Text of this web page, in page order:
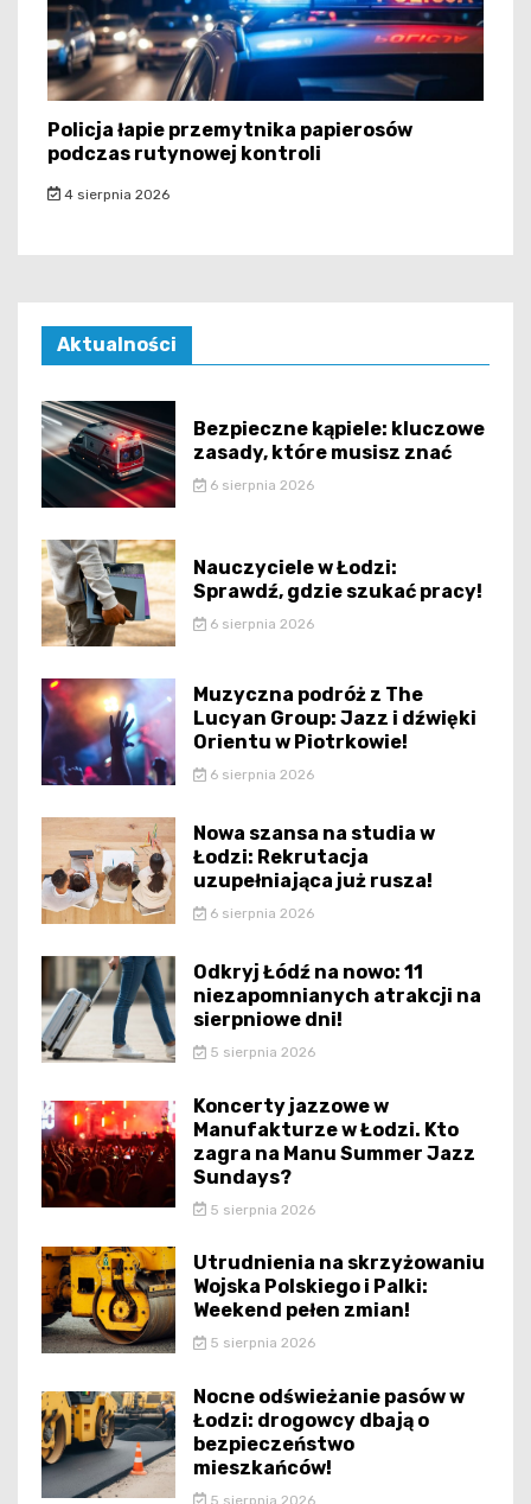
Policja łapie przemytnika papierosów
podczas rutynowej kontroli
4 sierpnia 2026
Aktualności
Bezpieczne kąpiele: kluczowe
zasady, które musisz znać
6 sierpnia 2026
Nauczyciele w Łodzi:
Sprawdź, gdzie szukać pracy!
6 sierpnia 2026
Muzyczna podróż z The
Lucyan Group: Jazz i dźwięki
Orientu w Piotrkowie!
6 sierpnia 2026
Nowa szansa na studia w
Łodzi: Rekrutacja
uzupełniająca już rusza!
6 sierpnia 2026
Odkryj Łódź na nowo: 11
niezapomnianych atrakcji na
sierpniowe dni!
5 sierpnia 2026
Koncerty jazzowe w
Manufakturze w Łodzi. Kto
zagra na Manu Summer Jazz
Sundays?
5 sierpnia 2026
Utrudnienia na skrzyżowaniu
Wojska Polskiego i Palki:
Weekend pełen zmian!
5 sierpnia 2026
Nocne odświeżanie pasów w
Łodzi: drogowcy dbają o
bezpieczeństwo
mieszkańców!
5 sierpnia 2026